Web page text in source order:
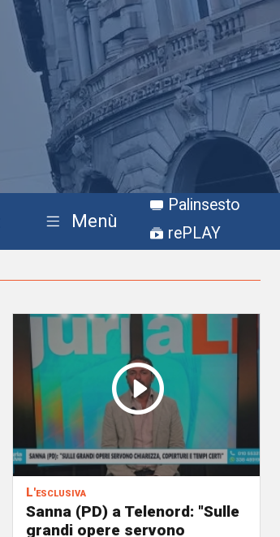
Menù
Palinsesto
rePLAY
L'esclusiva
Sanna (PD) a Telenord: "Sulle
grandi opere servono